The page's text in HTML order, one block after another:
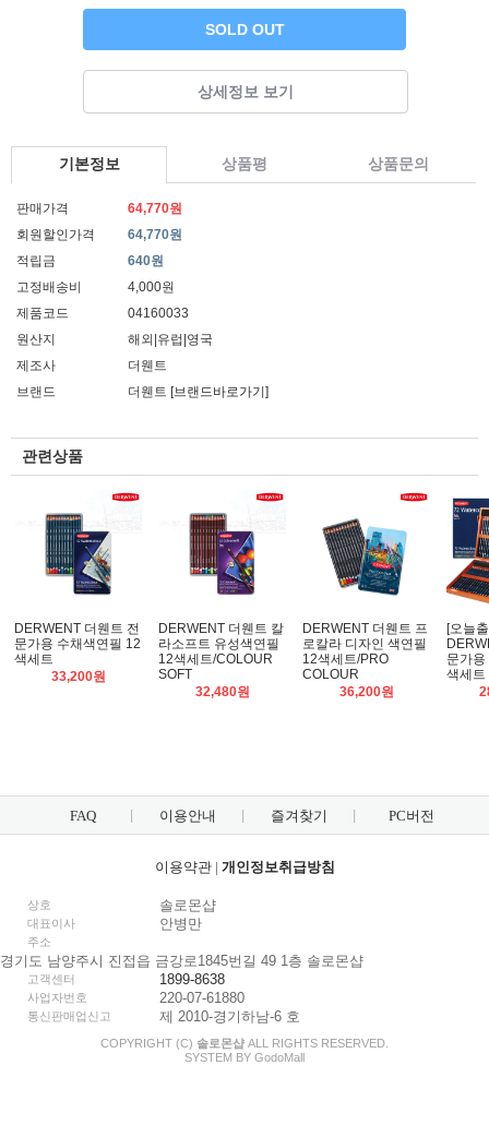
SOLD OUT
상세정보 보기
기본정보 상품평 상품문의
판매가격
64,770원
회원할인가격
64,770원
적립금
640원
고정배송비
4,000원
제품코드
04160033
원산지
해외|유럽|영국
제조사
더웬트
브랜드
더웬트 [브랜드바로가기]
관련상품
DERWENT 더웬트 전
문가용 수채색연필 12
색세트
33,200원
DERWENT 더웬트 칼
라소프트 유성색연필
12색세트/COLOUR
SOFT
32,480원
DERWENT 더웬트 프
로칼라 디자인 색연필
12색세트/PRO
COLOUR
36,200원
[오늘
문가
색세트
FAQ 이용안내 즐겨찾기 PC버전
이용약관| 개인정보취급방침
상호 솔로몬샵
대표이사 안병만
주소
경기도 남양주시 진접읍 금강로1845번길 49 1층 솔로몬샵
고객센터 1899-8638
사업자번호 220-07-61880
통신판매업신고 제 2010-경기하남-6 호
COPYRIGHT (C) 솔로몬샵 ALL RIGHTS RESERVED.
SYSTEM BY GodoMall